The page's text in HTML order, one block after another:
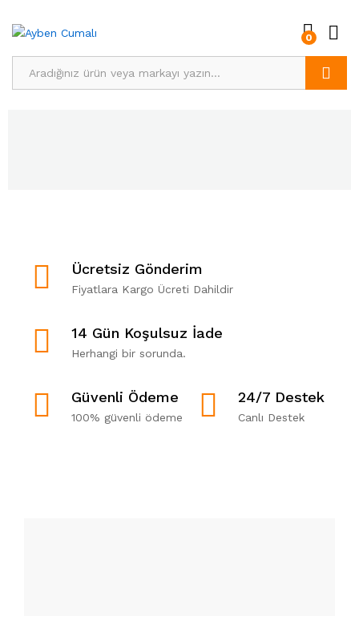
0
Ücretsiz Gönderim
Fiyatlara Kargo Ücreti Dahildir
14 Gün Koşulsuz İade
Herhangi bir sorunda.
Güvenli Ödeme
100% güvenli ödeme
24/7 Destek
Canlı Destek